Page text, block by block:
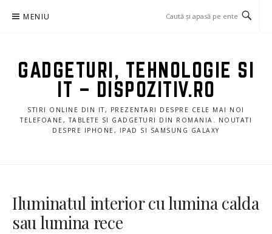
MENIU
GADGETURI, TEHNOLOGIE SI
IT – DISPOZITIV.RO
STIRI ONLINE DIN IT, PREZENTARI DESPRE CELE MAI NOI
TELEFOANE, TABLETE SI GADGETURI DIN ROMANIA. NOUTATI
DESPRE IPHONE, IPAD SI SAMSUNG GALAXY
Iluminatul interior cu lumina calda
sau lumina rece